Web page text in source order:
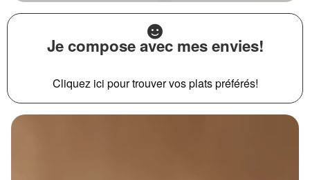
Je compose avec mes envies!
Cliquez ici pour trouver vos plats préférés!